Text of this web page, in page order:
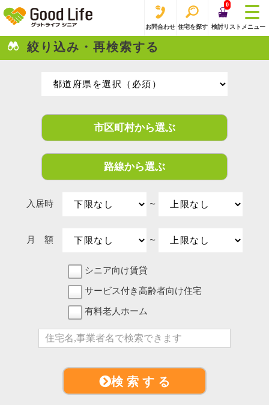
お問合わせ 住宅を探す
0
検討リスト メニュー
絞り込み・再検索する
市区町村から選ぶ
路線から選ぶ
入居時 〜
月 額 〜
シニア向け賃貸
サービス付き高齢者向け住宅
有料老人ホーム
検 索 す る